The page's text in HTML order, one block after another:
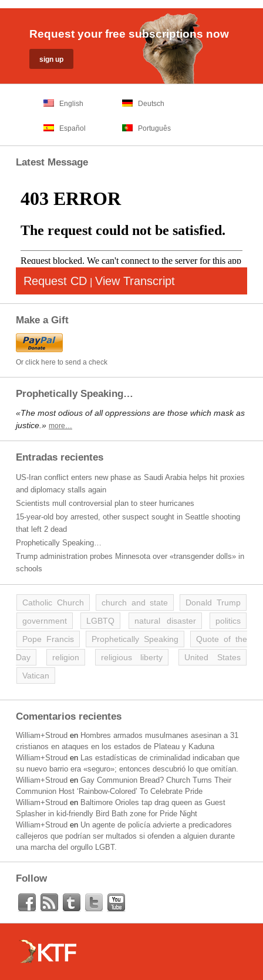
Request your free subscriptions now
English Deutsch
Español Português
Latest Message
Request CD | View Transcript
Make a Gift
Or click here to send a check
Prophetically Speaking…
«The most odious of all oppressions are those which mask as
justice.» more…
Entradas recientes
US-Iran conflict enters new phase as Saudi Arabia helps hit proxies
and diplomacy stalls again
Scientists mull controversial plan to steer hurricanes
15-year-old boy arrested, other suspect sought in Seattle shooting
that left 2 dead
Prophetically Speaking…
Trump administration probes Minnesota over «transgender dolls» in
schools
Catholic Church church and state
Donald Trump
government
LGBTQ natural disaster
politics
Pope Francis
Prophetically Speaking
Quote of the
Day
religion religious liberty
United States
Vatican
Comentarios recientes
William+Stroud en Hombres armados musulmanes asesinan a 31
cristianos en ataques en los estados de Plateau y Kaduna
William+Stroud en Las estadísticas de criminalidad indicaban que
su nuevo barrio era «seguro»; entonces descubrió lo que omitían.
William+Stroud en Gay Communion Bread? Church Turns Their
Communion Host ‘Rainbow-Colored’ To Celebrate Pride
William+Stroud en Baltimore Orioles tap drag queen as Guest
Splasher in kid-friendly Bird Bath zone for Pride Night
William+Stroud en Un agente de policía advierte a predicadores
callejeros que podrían ser multados si ofenden a alguien durante
una marcha del orgullo LGBT.
Follow